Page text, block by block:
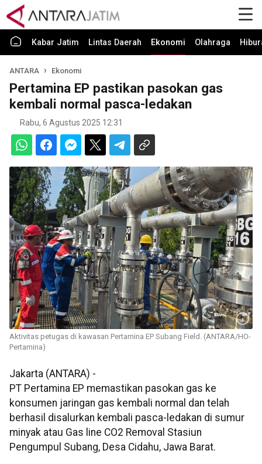
Kabar Jatim Lintas Daerah Ekonomi Olahraga
ANTARA Ekonomi
Pertamina EP pastikan pasokan gas
kembali normal pasca-ledakan
Rabu, 6 Agustus 2025 12:31
Aktivitas petugas di kawasan Pertamina EP Subang Field. (ANTARA/HO-
Pertamina)
Jakarta (ANTARA) -
PT Pertamina EP memastikan pasokan gas ke
konsumen jaringan gas kembali normal dan telah
berhasil disalurkan kembali pasca-ledakan di sumur
minyak atau Gas line CO2 Removal Stasiun
Pengumpul Subang, Desa Cidahu, Jawa Barat.